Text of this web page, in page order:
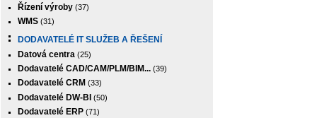
Řízení výroby (37)
WMS (31)
DODAVATELÉ IT SLUŽEB A ŘEŠENÍ
Datová centra (25)
Dodavatelé CAD/CAM/PLM/BIM... (39)
Dodavatelé CRM (33)
Dodavatelé DW-BI (50)
Dodavatelé ERP (71)